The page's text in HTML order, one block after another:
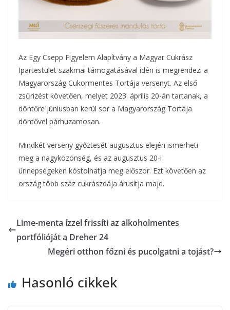
Az Egy Csepp Figyelem Alapítvány a Magyar Cukrász
Ipartestület szakmai támogatásával idén is megrendezi a
Magyarország Cukormentes Tortája versenyt. Az első
zsűrizést követően, melyet 2023. április 20-án tartanak, a
döntőre júniusban kerül sor a Magyarország Tortája
döntővel párhuzamosan.
Mindkét verseny győztesét augusztus elején ismerheti
meg a nagyközönség, és az augusztus 20-i
ünnepségeken kóstolhatja meg először. Ezt követően az
ország több száz cukrászdája árusítja majd.
Lime-menta ízzel frissíti az alkoholmentes
portfólióját a Dreher 24
Megéri otthon főzni és pucolgatni a tojást?
Hasonló cikkek